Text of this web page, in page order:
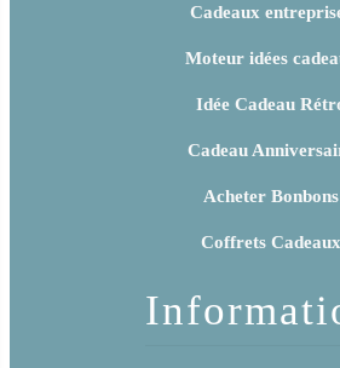
Cadeaux
Moteur idées
Idée Cadeau
Cadeau
Acheter Bonbons
Coffrets Cadeaux